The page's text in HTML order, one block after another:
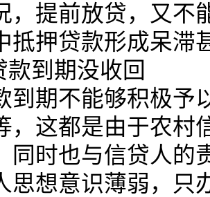
，提前放贷，又不
抵押贷款形成呆滞
到期没收回
期不能够积极予
，这都是由于农村
同时也与信贷人的
思想意识薄弱，只